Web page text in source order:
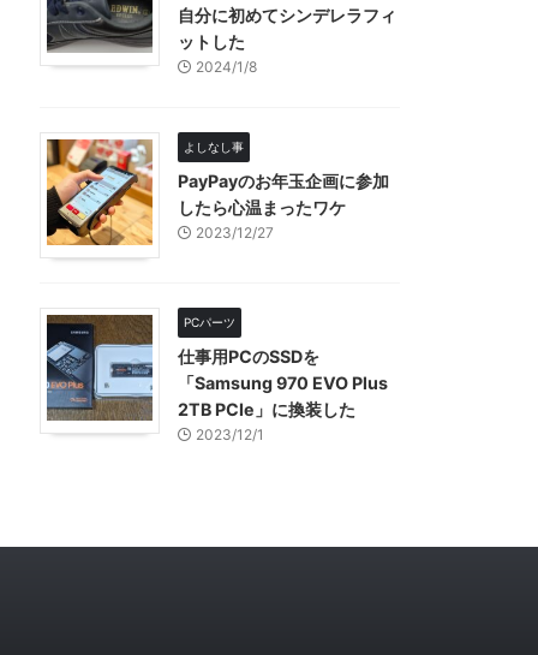
自分に初めてシンデレラフィ
ットした
2024/1/8
よしなし事
PayPayのお年玉企画に参加
したら心温まったワケ
2023/12/27
PCパーツ
仕事用PCのSSDを
「Samsung 970 EVO Plus
2TB PCIe」に換装した
2023/12/1